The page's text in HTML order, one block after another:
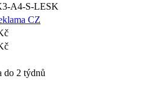
A4-S-LESK
CZ
do 2 týdnů